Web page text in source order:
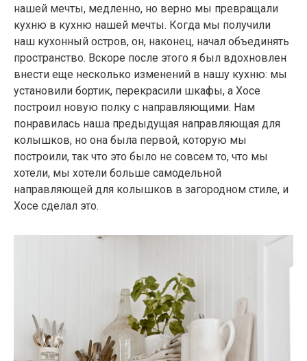
нашей мечты, медленно, но верно мы превращали
кухню в кухню нашей мечты. Когда мы получили
наш кухонный остров, он, наконец, начал объединять
пространство. Вскоре после этого я был вдохновлен
внести еще несколько изменений в нашу кухню: мы
установили бортик, перекрасили шкафы, а Хосе
построил новую полку с направляющими. Нам
понравилась наша предыдущая направляющая для
колышков, но она была первой, которую мы
построили, так что это было не совсем то, что мы
хотели, мы хотели больше самодельной
направляющей для колышков в загородном стиле, и
Хосе сделал это.